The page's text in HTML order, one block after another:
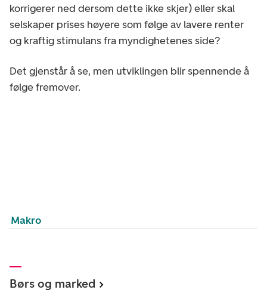
korrigerer ned dersom dette ikke skjer) eller skal
selskaper prises høyere som følge av lavere renter
og kraftig stimulans fra myndighetenes side?
Det gjenstår å se, men utviklingen blir spennende å
følge fremover.
Makro
Børs og marked